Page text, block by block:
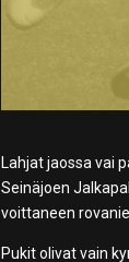
Lahjat jaossa vai
Seinäjoen
voittaneen
Pukit olivat vain